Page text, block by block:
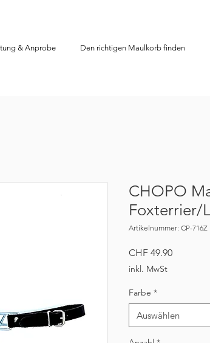
& Anprobe Den richtigen Maulkorb finden
CHOPO
Foxterrier/
Artikelnummer: CP-716Z
CHF 49.90Preis
inkl. MwSt
Farbe *
Auswählen